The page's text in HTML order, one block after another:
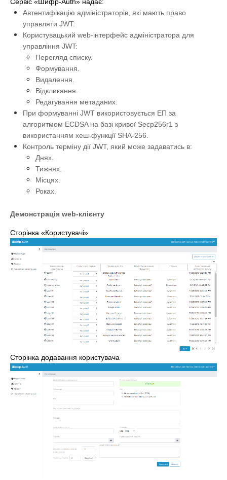
Автентифікацію адміністраторів, які мають право
управляти JWT.
Користувацький web-інтерфейс адміністратора для
управління JWT:
Перегляд списку.
Формування.
Видалення.
Відкликання.
Редагування метаданих.
При формуванні JWT використовується ЕП за
алгоритмом ECDSA на базі кривої Secp256r1 з
використанням хеш-функції SHA-256.
Контроль терміну дії JWT, який може задаватись в:
Днях.
Тижнях.
Місцях.
Роках.
Демонстрація web-клієнту
Сторінка «Користувачі»
Сторінка додавання користувача